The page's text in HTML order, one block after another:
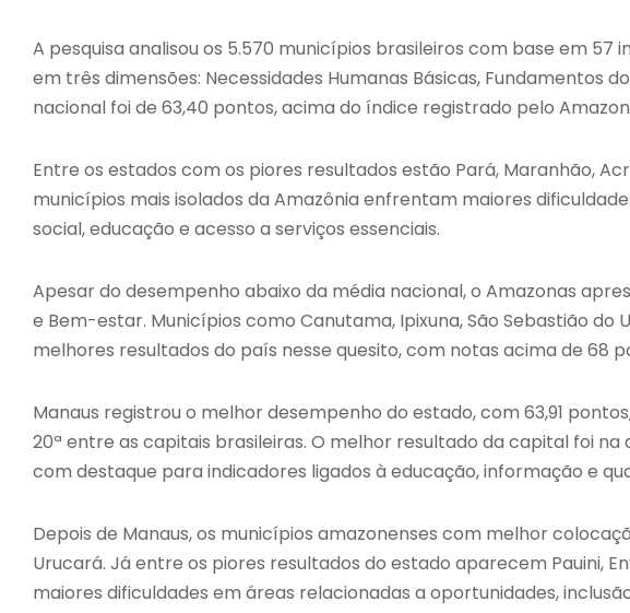
A pesquisa analisou os 5.570 municípios brasileiros com base em 57
em três dimensões: Necessidades Humanas Básicas, Fundamentos
nacional foi de 63,40 pontos, acima do índice registrado pelo
Entre os estados com os piores resultados estão Pará, Maranhão,
municípios mais isolados da Amazônia enfrentam maiores
social, educação e acesso a serviços essenciais.
Apesar do desempenho abaixo da média nacional, o Amazonas
e Bem-estar. Municípios como Canutama, Ipixuna, São Sebastião
melhores resultados do país nesse quesito, com notas acima de 68
Manaus registrou o melhor desempenho do estado, com 63,91
20ª entre as capitais brasileiras. O melhor resultado da capital foi
com destaque para indicadores ligados à educação, informação e
Depois de Manaus, os municípios amazonenses com melhor
Urucará. Já entre os piores resultados do estado aparecem Pauini,
maiores dificuldades em áreas relacionadas a oportunidades,